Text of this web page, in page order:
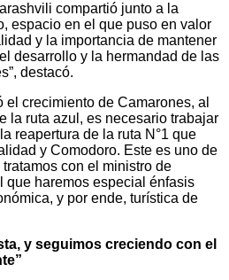
compartió junto a la
espacio en el que puso en valor
y la importancia de mantener
desarrollo y la hermandad de las
destacó.
crecimiento de Camarones, al
la ruta azul, es necesario trabajar
reapertura de la ruta N°1 que
y Comodoro. Este es uno de
con el ministro de
que haremos especial énfasis
y por ende, turística de
y seguimos creciendo con el